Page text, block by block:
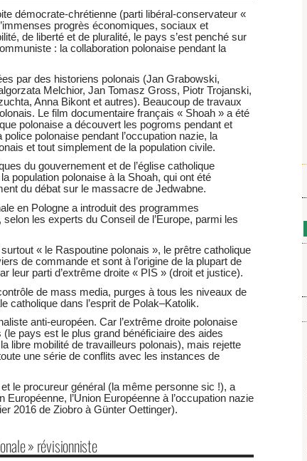
démocrate-chrétienne (parti libéral-conservateur «
progrès économiques, sociaux et
de liberté et de pluralité, le pays s’est penché sur
: la collaboration polonaise pendant la
par des historiens polonais (Jan Grabowski,
Melchior, Jan Tomasz Gross, Piotr Trojanski,
Anna Bikont et autres). Beaucoup de travaux
Le film documentaire français « Shoah » a été
polonaise a découvert les pogroms pendant et
polonaise pendant l’occupation nazie, la
et tout simplement de la population civile.
du gouvernement et de l’église catholique
population polonaise à la Shoah, qui ont été
du débat sur le massacre de Jedwabne.
en Pologne a introduit des programmes
les experts du Conseil de l’Europe, parmi les
« le Raspoutine polonais », le prêtre catholique
de commande et sont à l’origine de la plupart de
leur parti d’extrême droite « PIS » (droit et justice).
de mass media, purges à tous les niveaux de
catholique dans l’esprit de Polak–Katolik.
anti-européen. Car l’extrême droite polonaise
pays est le plus grand bénéficiaire des aides
libre mobilité de travailleurs polonais), mais rejette
une série de conflits avec les instances de
le procureur général (la même personne sic !), a
l’Union Européenne à l’occupation nazie
2016 de Ziobro à Günter Oettinger).
» révisionniste